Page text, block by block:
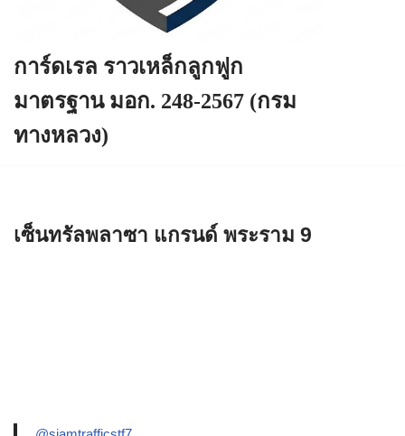
การ์ดเรล ราวเหล็กลูกฟูก
มาตรฐาน มอก. 248-2567 (กรม
ทางหลวง)
เซ็นทรัลพลาซา แกรนด์ พระราม 9